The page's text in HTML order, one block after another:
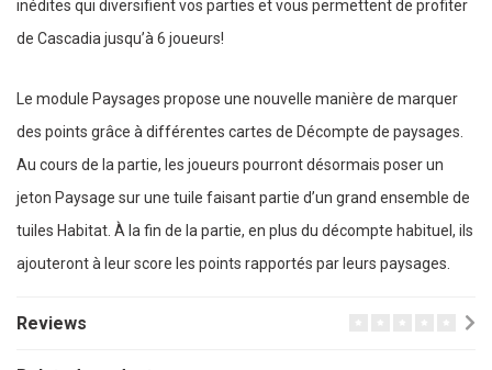
inédites qui diversifient vos parties et vous permettent de profiter
de Cascadia jusqu’à 6 joueurs!
Le module Paysages propose une nouvelle manière de marquer
des points grâce à différentes cartes de Décompte de paysages.
Au cours de la partie, les joueurs pourront désormais poser un
jeton Paysage sur une tuile faisant partie d’un grand ensemble de
tuiles Habitat. À la fin de la partie, en plus du décompte habituel, ils
ajouteront à leur score les points rapportés par leurs paysages.
Reviews